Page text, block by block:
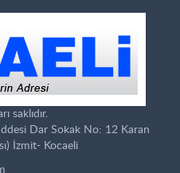
saklıdır.
Dar Sokak No: 12 Karan
İzmit- Kocaeli